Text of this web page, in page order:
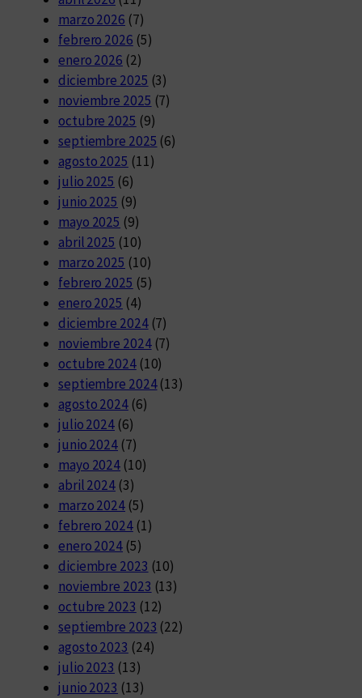
marzo 2026 (7)
febrero 2026 (5)
enero 2026 (2)
diciembre 2025 (3)
noviembre 2025 (7)
octubre 2025 (9)
septiembre 2025 (6)
agosto 2025 (11)
julio 2025 (6)
junio 2025 (9)
mayo 2025 (9)
abril 2025 (10)
marzo 2025 (10)
febrero 2025 (5)
enero 2025 (4)
diciembre 2024(7)
noviembre 2024(7)
octubre 2024(10)
septiembre 2024(13)
agosto 2024(6)
julio 2024 (6)
junio 2024 (7)
mayo 2024 (10)
abril 2024 (3)
marzo 2024 (5)
febrero 2024(1)
enero 2024 (5)
diciembre 2023 (10)
noviembre 2023 (13)
octubre 2023 (12)
septiembre 2023 (22)
agosto 2023 (24)
julio 2023 (13)
junio 2023 (13)